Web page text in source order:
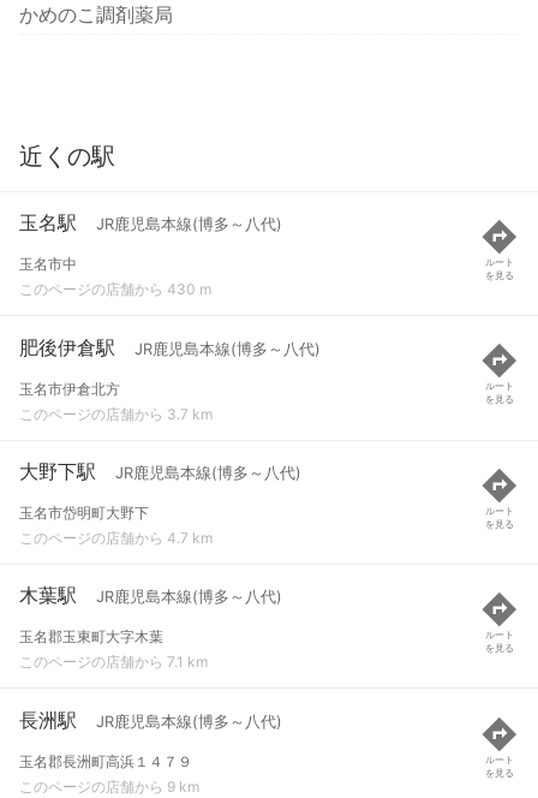
かめのこ調剤薬局
近くの駅
玉名駅 JR鹿児島本線(博多～八代)
玉名市中
このページの店舗から 430 m
ルート
を見る
肥後伊倉駅 JR鹿児島本線(博多～八代)
玉名市伊倉北方
このページの店舗から 3.7 km
ルート
を見る
大野下駅 JR鹿児島本線(博多～八代)
玉名市岱明町大野下
このページの店舗から 4.7 km
ルート
を見る
木葉駅 JR鹿児島本線(博多～八代)
玉名郡玉東町大字木葉
このページの店舗から 7.1 km
ルート
を見る
長洲駅 JR鹿児島本線(博多～八代)
玉名郡長洲町高浜１４７９
このページの店舗から 9 km
ルート
を見る